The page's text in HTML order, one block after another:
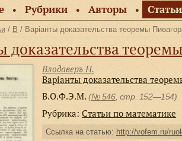
● Рубрики ● Авторы ● Статьи
/ В / Варiанты доказательства теоремы
доказательства
Влодаверъ Н.
Варiанты доказательства
В.О.Ф.Э.М. (№ 546, стр. 152—154)
Рубрика: Статьи по математике
Ссылка на статью: http://vofem.ru/